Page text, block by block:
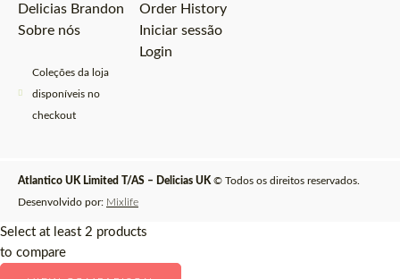
Delicias Brandon
Sobre nós
Coleções da loja
disponíveis no
checkout
Order History
Iniciar sessão
Login
Atlantico UK Limited T/AS – Delicias UK © Todos os direitos reservados.
Desenvolvido por: Mixlife
Select at least 2 products
to compare